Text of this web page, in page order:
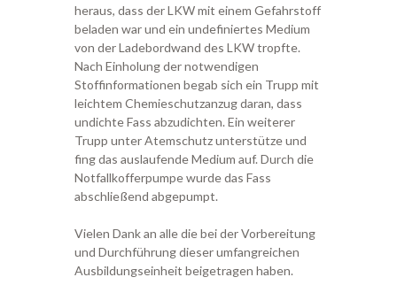
heraus, dass der LKW mit einem Gefahrstoff
beladen war und ein undefiniertes Medium
von der Ladebordwand des LKW tropfte.
Nach Einholung der notwendigen
Stoffinformationen begab sich ein Trupp mit
leichtem Chemieschutzanzug daran, dass
undichte Fass abzudichten. Ein weiterer
Trupp unter Atemschutz unterstütze und
fing das auslaufende Medium auf. Durch die
Notfallkofferpumpe wurde das Fass
abschließend abgepumpt.
Vielen Dank an alle die bei der Vorbereitung
und Durchführung dieser umfangreichen
Ausbildungseinheit beigetragen haben.